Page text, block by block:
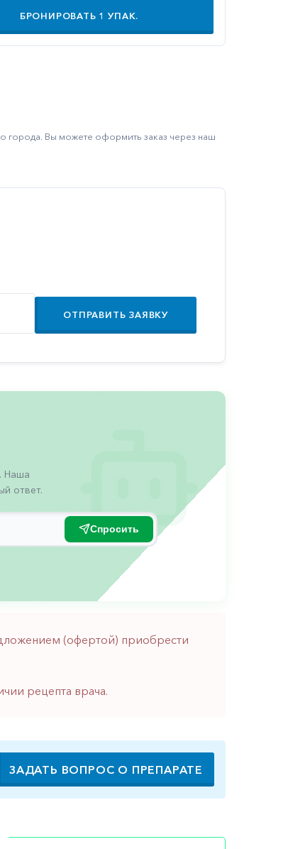
БРОНИРОВАТЬ 1 УПАК.
города. Вы можете оформить заказ через наш
ОТПРАВИТЬ ЗАЯВКУ
Наша
ответ.
Спросить
(офертой) приобрести
рецепта врача.
ЗАДАТЬ ВОПРОС О ПРЕПАРАТЕ